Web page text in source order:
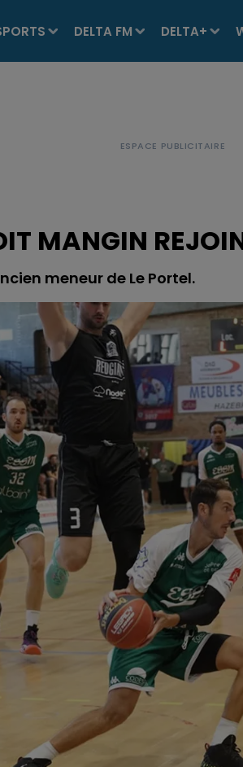
DELTA FM DELTA+
MANGIN
meneur de Le Portel.